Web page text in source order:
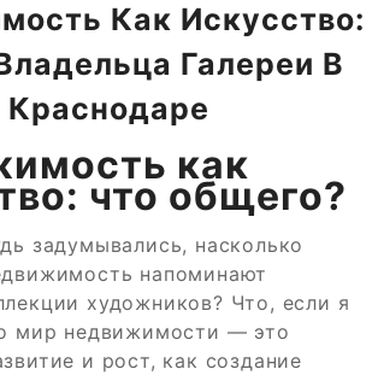
Как Искусство:
Галереи В
Краснодаре
как
что общего?
задумывались, насколько
напоминают
художников? Что, если я
мир недвижимости — это
и рост, как создание